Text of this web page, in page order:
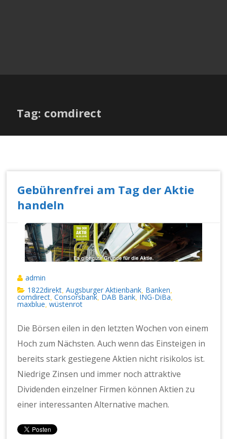
Tag: comdirect
Gebührenfrei am Tag der Aktie
handeln
admin
1822direkt ,Augsburger Aktienbank Banken
comdirect ,Consorsbank DAB Bank ING-DiBa
maxblue ,wüstenrot
Die Börsen eilen in den letzten Wochen von einem
Hoch zum Nächsten. Auch wenn das Einsteigen in
bereits stark gestiegene Aktien nicht risikolos ist.
Niedrige Zinsen und immer noch attraktive
Dividenden einzelner Firmen können Aktien zu
einer interessanten Alternative machen.